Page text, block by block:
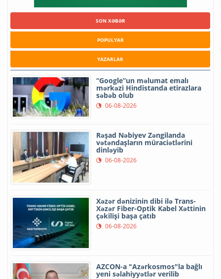
SON XƏBƏR
POPULYAR
YAZARLAR
“Google”un məlumat emalı
mərkəzi Hindistanda etirazlara
səbəb olub
06-08-2026
Rəşad Nəbiyev Zəngilanda
vətəndaşların müraciətlərini
dinləyib
06-08-2026
Xəzər dənizinin dibi ilə Trans-
Xəzər Fiber-Optik Kabel Xəttinin
çəkilişi başa çatıb
06-08-2026
AZCON-a "Azərkosmos"la bağlı
yeni səlahiyyətlər verilib